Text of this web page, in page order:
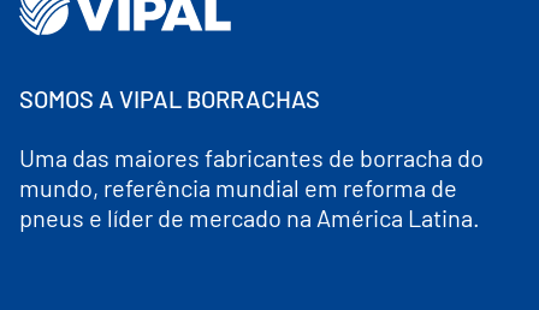
SOMOS A VIPAL BORRACHAS
Uma das maiores fabricantes de borracha do
mundo, referência mundial em reforma de
pneus e líder de mercado na América Latina.